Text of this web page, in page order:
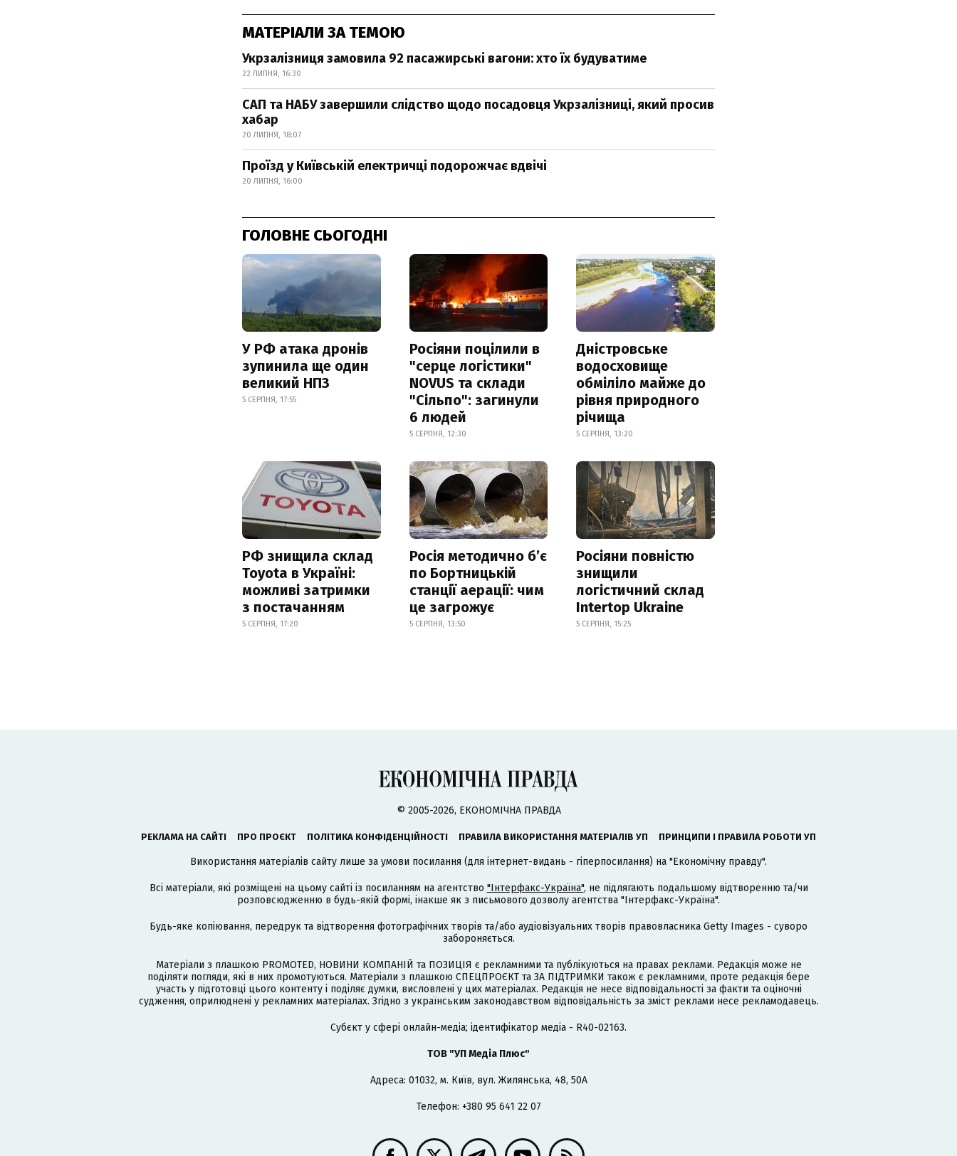
МАТЕРІАЛИ ЗА ТЕМОЮ
Укрзалізниця замовила 92 пасажирські вагони: хто їх будуватиме
22 ЛИПНЯ, 16:30
САП та НАБУ завершили слідство щодо посадовця Укрзалізниці, який просив
хабар
20 ЛИПНЯ, 18:07
Проїзд у Київській електричці подорожчає вдвічі
20 ЛИПНЯ, 16:00
ГОЛОВНЕ СЬОГОДНІ
У РФ атака дронів
зупинила ще один
великий НПЗ
5 СЕРПНЯ, 17:55
Росіяни поцілили в
"серце логістики"
NOVUS та склади
"Сільпо": загинули
6 людей
5 СЕРПНЯ, 12:30
Дністровське
водосховище
обміліло майже до
рівня природного
річища
5 СЕРПНЯ, 13:20
РФ знищила склад
Toyota в Україні:
можливі затримки
з постачанням
5 СЕРПНЯ, 17:20
Росія методично б’є
по Бортницькій
станції аерації: чим
це загрожує
5 СЕРПНЯ, 13:50
Росіяни повністю
знищили
логістичний склад
Intertop Ukraine
5 СЕРПНЯ, 15:25
© 2005-2026, ЕКОНОМІЧНА ПРАВДА
РЕКЛАМА НА САЙТІ ПРО ПРОЄКТ ПОЛІТИКА КОНФІДЕНЦІЙНОСТІ ПРАВИЛА ВИКОРИСТАННЯ МАТЕРІАЛІВ УП ПРИНЦИПИ І ПРАВИЛА РОБОТИ УП
Використання матеріалів сайту лише за умови посилання (для інтернет-видань - гіперпосилання) на "Економічну правду".
Всі матеріали, які розміщені на цьому сайті із посиланням на агентство "Інтерфакс-Україна", не підлягають подальшому відтворенню та/чи
розповсюдженню в будь-якій формі, інакше як з письмового дозволу агентства "Інтерфакс-Україна".
Будь-яке копіювання, передрук та відтворення фотографічних творів та/або аудіовізуальних творів правовласника Getty Images - суворо
забороняється.
Матеріали з плашкою PROMOTED, НОВИНИ КОМПАНІЙ та ПОЗИЦІЯ є рекламними та публікуються на правах реклами. Редакція може не
поділяти погляди, які в них промотуються. Матеріали з плашкою СПЕЦПРОЄКТ та ЗА ПІДТРИМКИ також є рекламними, проте редакція бере
участь у підготовці цього контенту і поділяє думки, висловлені у цих матеріалах. Редакція не несе відповідальності за факти та оціночні
судження, оприлюднені у рекламних матеріалах. Згідно з українським законодавством відповідальність за зміст реклами несе рекламодавець.
Cубєкт у сфері онлайн-медіа; ідентифікатор медіа - R40-02163.
ТОВ "УП Медіа Плюс"
Адреса: 01032, м. Київ, вул. Жилянська, 48, 50А
Телефон: +380 95 641 22 07